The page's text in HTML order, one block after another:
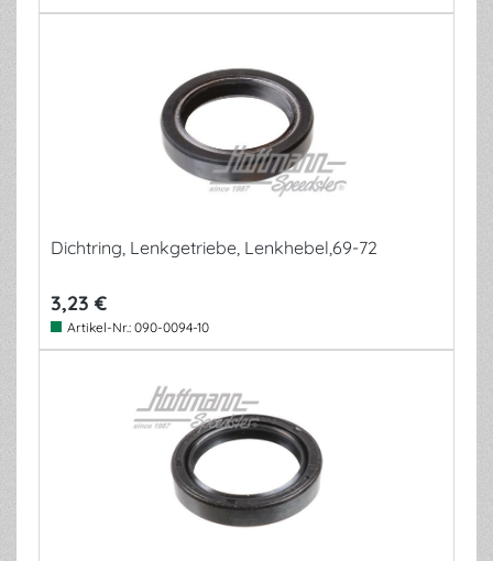
Dichtring, Lenkgetriebe, Lenkhebel,69-72
3,23 €
Artikel-Nr.: 090-0094-10